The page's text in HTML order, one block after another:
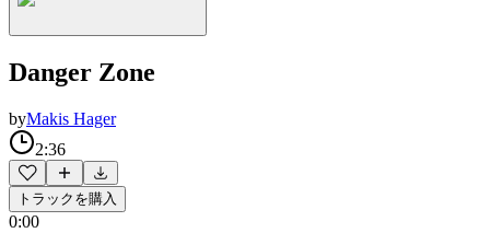
Danger Zone
byMakis Hager
2:36
トラックを購入
0:00